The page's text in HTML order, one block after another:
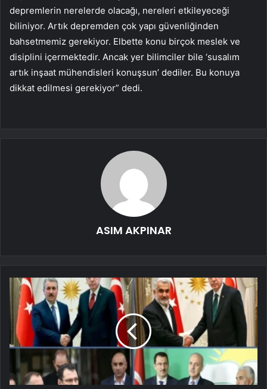
depremlerin nerelerde olacağı, nereleri etkileyeceği
biliniyor. Artık depremden çok yapı güvenliğinden
bahsetmemiz gerekiyor. Elbette konu birçok meslek ve
disiplini içermektedir. Ancak yer bilimciler bile ‘susalım
artık inşaat mühendisleri konuşsun’ dediler. Bu konuya
dikkat edilmesi gerekiyor” dedi.
ASIM AKPINAR